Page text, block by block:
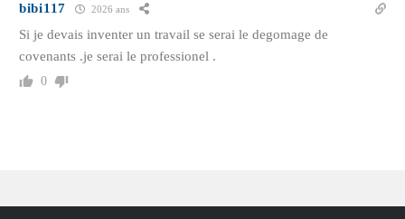
bibi117 2026 ans
Si je devais inventer un travail se serai le degomage de
covenants .je serai le professionel .
0